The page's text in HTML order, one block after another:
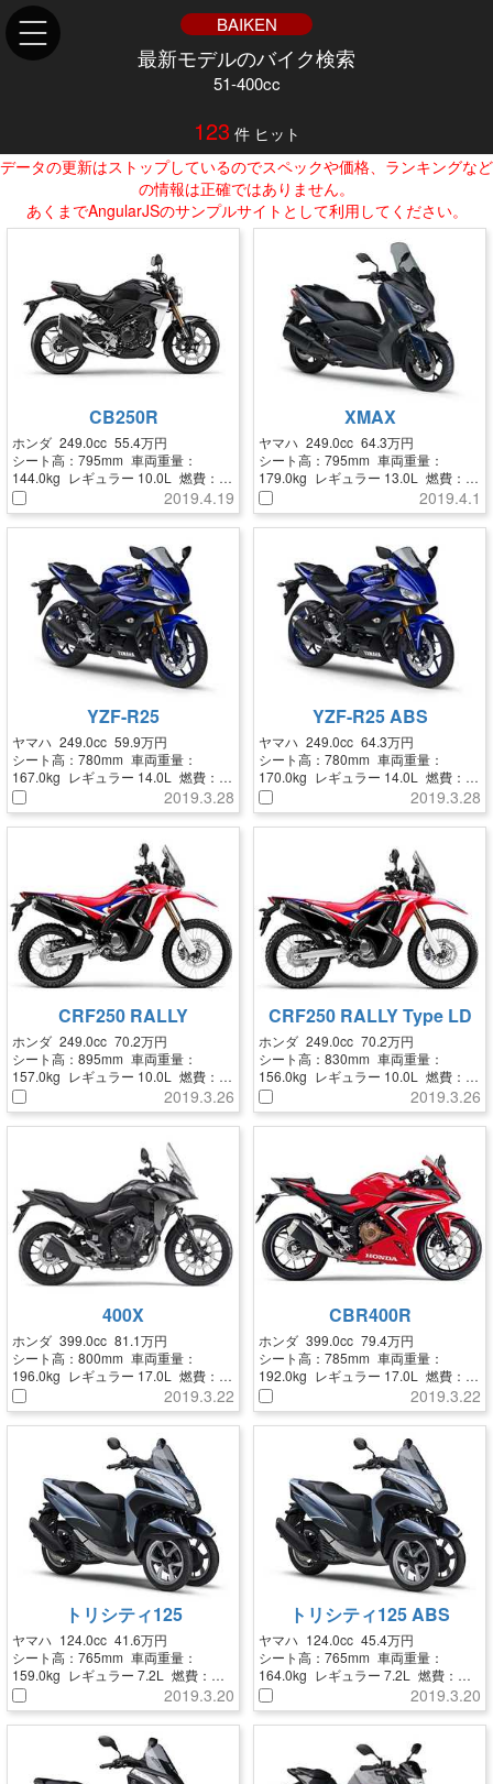
BAIKEN
最新モデルのバイク検索
51-400cc
123 件 ヒット
データの更新はストップしているのでスペックや価格、ランキングなど
の情報は正確ではありません。
あくまでAngularJSのサンプルサイトとして利用してください。
CB250R
ホンダ 249.0cc 55.4万円
シート高： 795mm 車両重量：
144.0kg レギュラー 10.0L
燃費：
44.5km/L
2019.4.19
XMAX
ヤマハ 249.0cc 64.3万円
シート高： 795mm 車両重量：
179.0kg レギュラー 13.0L
燃費：
40.7km/L
2019.4.1
YZF-R25
ヤマハ 249.0cc 59.9万円
シート高： 780mm 車両重量：
167.0kg レギュラー 14.0L
燃費：
37.7km/L
2019.3.28
YZF-R25 ABS
ヤマハ 249.0cc 64.3万円
シート高： 780mm 車両重量：
170.0kg レギュラー 14.0L
燃費：
37.7km/L
2019.3.28
CRF250 RALLY
ホンダ 249.0cc 70.2万円
シート高： 895mm 車両重量：
157.0kg レギュラー 10.0L
燃費：
44.3km/L
2019.3.26
CRF250 RALLY Type LD
ホンダ 249.0cc 70.2万円
シート高： 830mm 車両重量：
156.0kg レギュラー 10.0L
燃費：
44.3km/L
2019.3.26
400X
ホンダ 399.0cc 81.1万円
シート高： 800mm 車両重量：
196.0kg レギュラー 17.0L
燃費：
41.0km/L
2019.3.22
CBR400R
ホンダ 399.0cc 79.4万円
シート高： 785mm 車両重量：
192.0kg レギュラー 17.0L
燃費：
41.0km/L
2019.3.22
トリシティ125
ヤマハ 124.0cc 41.6万円
シート高： 765mm 車両重量：
159.0kg レギュラー 7.2L
燃費：
46.2km/L
2019.3.20
トリシティ125 ABS
ヤマハ 124.0cc 45.4万円
シート高： 765mm 車両重量：
164.0kg レギュラー 7.2L
燃費：
46.2km/L
2019.3.20